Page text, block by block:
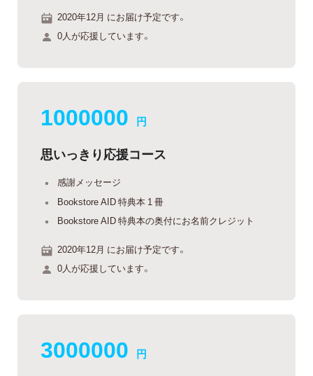
2020年12月 にお届け予定です。
0人が応援しています。
1000000 円
思いっきり応援コース
感謝メッセージ
Bookstore AID 特典本 1 冊
Bookstore AID 特典本の奥付にお名前クレジット
2020年12月 にお届け予定です。
0人が応援しています。
3000000 円